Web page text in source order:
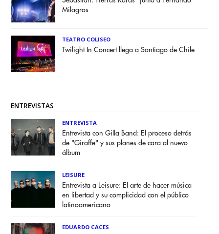
Milagros
TEATRO COLISEO
Twilight In Concert llega a Santiago de Chile
ENTREVISTAS
ENTREVISTA
Entrevista con Gilla Band: El proceso detrás
de "Giraffe" y sus planes de cara al nuevo
álbum
LEISURE
Entrevista a Leisure: El arte de hacer música
en libertad y su complicidad con el público
latinoamericano
EDUARDO CACES